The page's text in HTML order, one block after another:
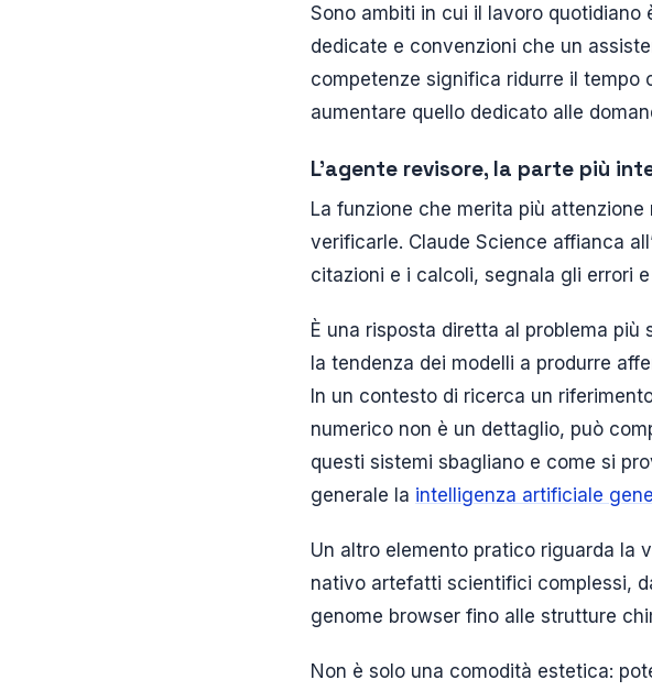
Sono ambiti in cui il lavoro
dedicate e convenzioni che un
competenze significa ridurre il tempo
aumentare quello dedicato alle
L’agente revisore, la parte più
La funzione che merita più
verificarle. Claude Science affianca
citazioni e i calcoli, segnala gli errori
È una risposta diretta al problema
la tendenza dei modelli a produrre
In un contesto di ricerca un
numerico non è un dettaglio, può
questi sistemi sbagliano e come si
generale la intelligenza artificiale
Un altro elemento pratico riguarda la
nativo artefatti scientifici complessi,
genome browser fino alle strutture
Non è solo una comodità estetica: